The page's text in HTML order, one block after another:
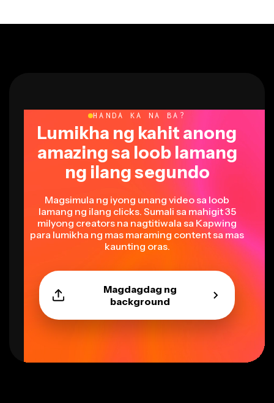
Lumikha ng kahit anong
amazing sa loob lamang
ng ilang segundo
lamang ng ilang clicks. Sumali sa mahigit 35
milyong creators na nagtitiwala sa Kapwing
para lumikha ng mas maraming content sa mas
kaunting oras.
background